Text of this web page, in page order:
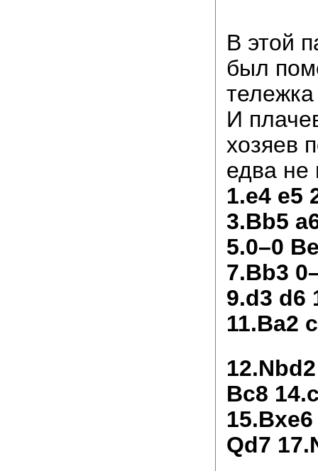
В этой
был
И
хозяев
едва не
1.e4 e5
3.Bb5
5.0–0
7.Bb3
9.d3 d6
11.Ba2
Bc8
Qd7